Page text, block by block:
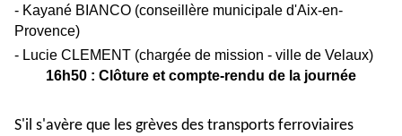
- Kayané BIANCO (conseillère municipale d'Aix-en-
Provence)
- Lucie CLEMENT (chargée de mission - ville de Velaux)
16h50 : Clôture et compte-rendu de la journée
S'il s'avère que les grèves des transports ferroviaires